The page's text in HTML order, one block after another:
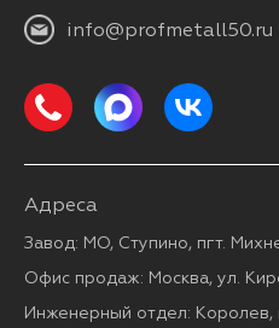
info@profmetall50.ru
Адреса
Завод: МО, Ступино, пгт.
Офис продаж: Москва, ул.
Инженерный отдел: Королев,